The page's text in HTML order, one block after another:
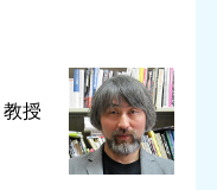
教授